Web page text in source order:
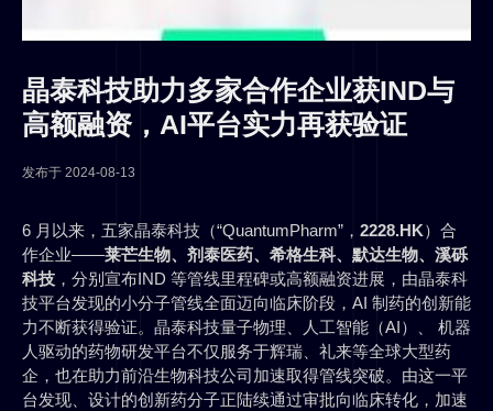
晶泰科技助力多家合作企业获IND与
高额融资，AI平台实力再获验证
发布于 2024-08-13
6 月以来，五家晶泰科技（“QuantumPharm”， 2228.HK）合
作企业——莱芒生物、剂泰医药、希格生科、默达生物、溪砾
科技 ，分别宣布IND 等管线里程碑或高额融资进展，由晶泰科
技平台发现的小分子管线全面迈向临床阶段，AI 制药的创新能
力不断获得验证。晶泰科技量子物理、人工智能（AI）、 机器
人驱动的药物研发平台不仅服务于辉瑞、礼来等全球大型药
企，也在助力前沿生物科技公司加速取得管线突破。由这一平
台发现、设计的创新药分子正陆续通过审批向临床转化，加速